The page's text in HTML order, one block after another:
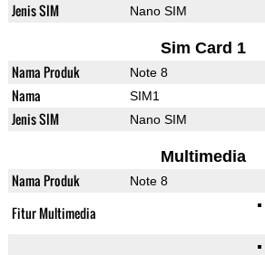
Jenis SIM Nano SIM
Sim Card 1
Nama Produk Note 8
Nama SIM1
Jenis SIM Nano SIM
Multimedia
Nama Produk Note 8
Fitur Multimedia